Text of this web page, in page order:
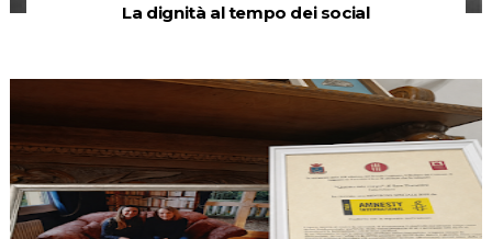
La dignità al tempo dei social